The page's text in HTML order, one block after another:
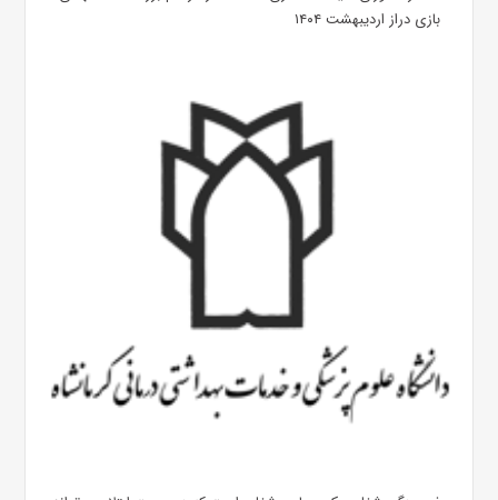
بازی دراز اردیبهشت ۱۴۰۴